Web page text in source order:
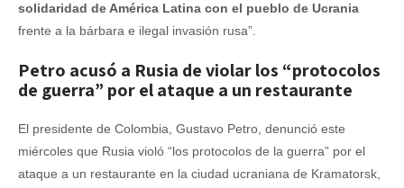
solidaridad de América Latina con el pueblo de Ucrania
frente a la bárbara e ilegal invasión rusa”.
Petro acusó a Rusia de violar los “protocolos
de guerra” por el ataque a un restaurante
El presidente de Colombia, Gustavo Petro, denunció este
miércoles que Rusia violó “los protocolos de la guerra” por el
ataque a un restaurante en la ciudad ucraniana de Kramatorsk,